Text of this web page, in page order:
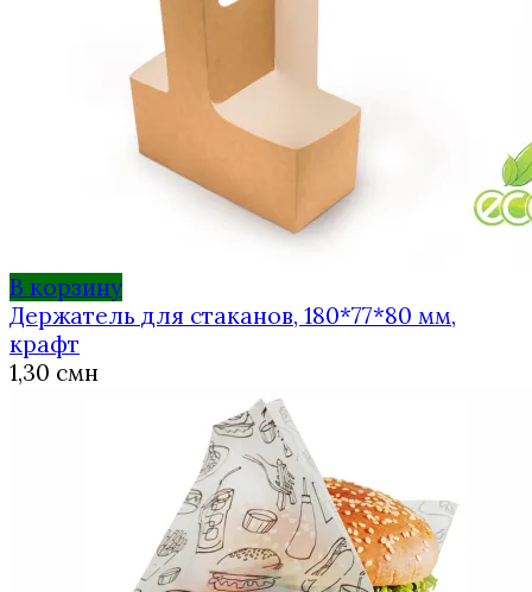
В корзину
Держатель для стаканов, 180*77*80 мм,
крафт
1,30 смн